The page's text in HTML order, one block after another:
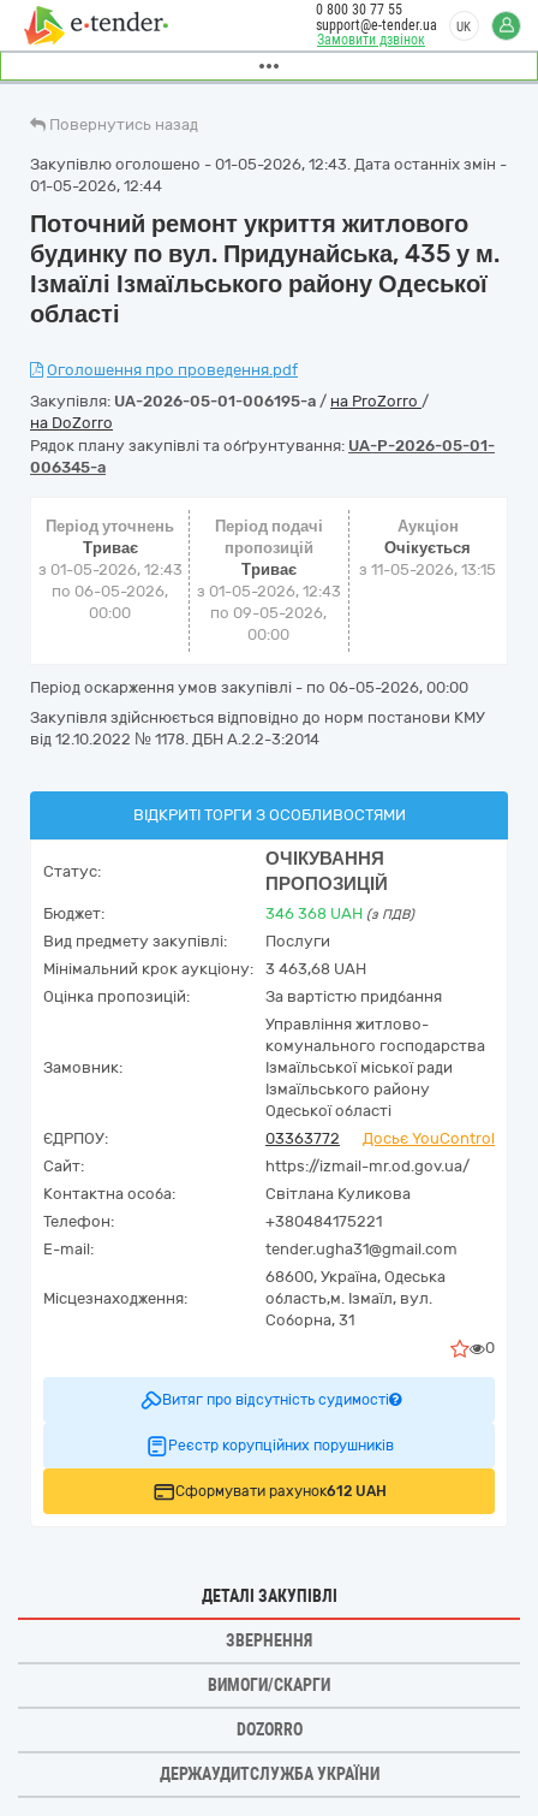
Замовити дзвінок
0 800 30 77 55
support@e-tender.ua
UK
Повернутись назад
Закупівлю оголошено - 01-05-2026, 12:43. Дата останніх змін -
01-05-2026, 12:44
Поточний ремонт укриття житлового
будинку по вул. Придунайська, 435 у м.
Ізмаїлі Ізмаїльського району Одеської
області
Оголошення про проведення.pdf
Закупівля: UA-2026-05-01-006195-a / на ProZorro /
на DoZorro
Рядок плану закупівлі та обґрунтування: UA-P-2026-05-01-
006345-a
Період уточнень
Триває
з 01-05-2026, 12:43
по 06-05-2026,
00:00
Період подачі
пропозицій
Триває
з 01-05-2026, 12:43
по 09-05-2026,
00:00
Аукціон
Очікується
з11-05-2026, 13:15
Період оскарження умов закупівлі - по 06-05-2026, 00:00
Закупівля здійснюється відповідно до норм постанови КМУ
від 12.10.2022 № 1178. ДБН А.2.2-3:2014
ВІДКРИТІ ТОРГИ З ОСОБЛИВОСТЯМИ
Статус:
ОЧІКУВАННЯ
ПРОПОЗИЦІЙ
Бюджет: 346 368 UAH (з ПДВ)
Вид предмету закупівлі:
Послуги
Мінімальний крок аукціону:
3 463,68 UAH
Оцінка пропозицій:
За вартістю придбання
Замовник:
Управління житлово-
комунального господарства
Ізмаїльської міської ради
Ізмаїльського району
Одеської області
ЄДРПОУ:
03363772
Досьє YouControl
Сайт:
https://izmail-mr.od.gov.ua/
Контактна особа:
Світлана Куликова
Телефон:
+380484175221
E-mail:
tender.ugha31@gmail.com
Місцезнаходження:
68600, Україна, Одеська
область,м. Ізмаїл, вул.
Соборна, 31
0
Витяг про відсутність судимості
Реєстр корупційних порушників
Сформувати рахунок612 UAH
ДЕТАЛІ ЗАКУПІВЛІ
ЗВЕРНЕННЯ
ВИМОГИ/СКАРГИ
DOZORRO
ДЕРЖАУДИТСЛУЖБА УКРАЇНИ